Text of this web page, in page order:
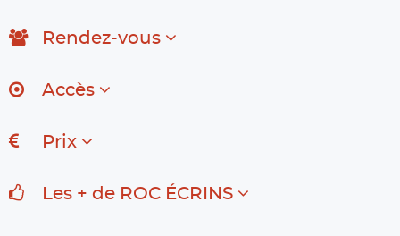
Rendez-vous
Accès
Prix
Les + de ROC ÉCRINS